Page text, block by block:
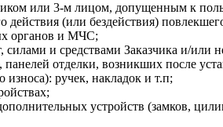
или 3-м лицом, допущенным к
(или бездействия)
органов и МЧС;
и средствами Заказчика и/или
отделки, возникших после
ручек, накладок и т.п;
устройств (замков,